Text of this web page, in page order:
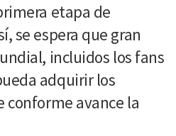
etapa de
se espera que gran
incluidos los fans
adquirir los
conforme avance la